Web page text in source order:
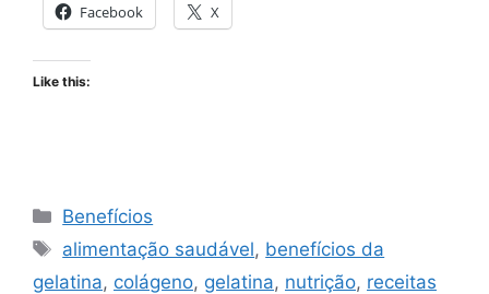
Facebook X
Like this:
Categories
Benefícios
Tags
alimentação saudável, benefícios da
gelatina, colágeno, gelatina, nutrição, receitas